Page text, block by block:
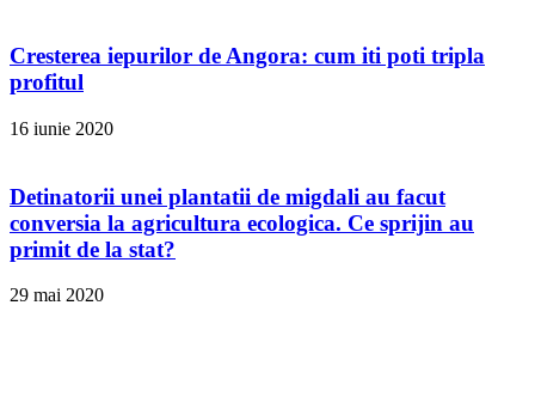
Cresterea iepurilor de Angora: cum iti poti tripla
profitul
16 iunie 2020
Detinatorii unei plantatii de migdali au facut
conversia la agricultura ecologica. Ce sprijin au
primit de la stat?
29 mai 2020